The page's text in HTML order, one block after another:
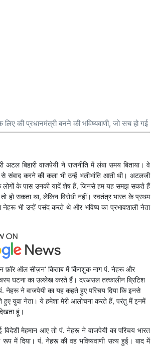
की प्रधानमंत्री बनने की भविष्यवाणी, जो सच हो गई
अटल बिहारी वाजपेयी ने राजनीति में लंबा समय बिताया। वे
संवाद करने की कला भी उन्हें भलीभांति आती थी। अटलजी
लोगों के पास उनकी यादें शेष हैं, जिनसे हम यह समझ सकते हैं
तो हो सकता था, लेकिन विरोधी नहीं। स्वतंत्र भारत के प्रथम
नेहरू भी उन्हें पसंद करते थे और भविष्य का प्रभावशाली नेता
फ़ॉर ऑल सीज़न’ किताब में किंगशुक नाग पं. नेहरू और
घटना का उल्लेख करते हैं। दरअसल तत्कालीन ब्रिटिश
नेहरू ने वाजपेयी का यह कहते हुए परिचय दिया कि इनसे
हुए युवा नेता। ये हमेशा मेरी आलोचना करते हैं, परंतु मैं इनमें
हूं।
मेहमान आए तो पं. नेहरू ने वाजपेयी का परिचय भारत
रूप में दिया। पं. नेहरू की वह भविष्यवाणी सत्य हुई। बाद में